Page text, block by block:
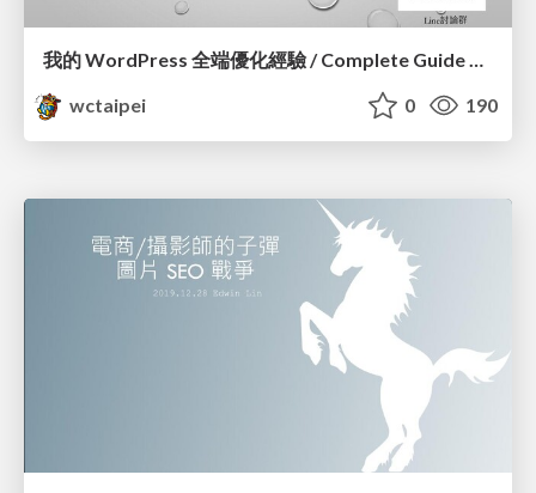
wctaipei
0 190